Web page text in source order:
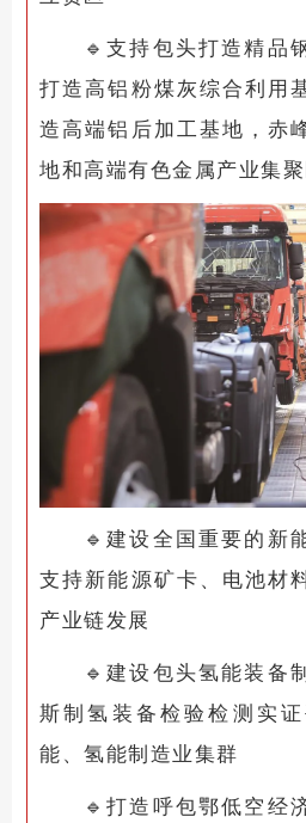
🔹支持包头打造精品
打造高铝粉煤灰综合利用
造高端铝后加工基地，赤
地和高端有色金属产业集聚
🔹建设全国重要的新
支持新能源矿卡、电池材
产业链发展
🔹建设包头氢能装备
斯制氢装备检验检测实
能、氢能制造业集群
🔹打造呼包鄂低空经